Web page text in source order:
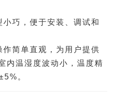
巧，便于安装、调试和
简单直观，为用户提供
内温湿度波动小，温度精
。